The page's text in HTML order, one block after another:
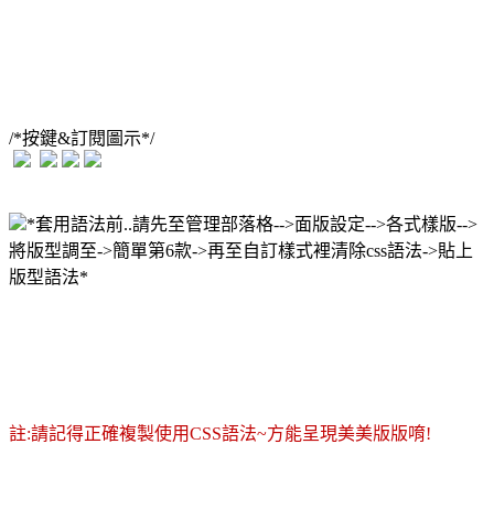
/*按鍵&訂閱圖示*/
*套用語法前..請先至管理部落格-->面版設定-->各式樣版-->
將版型調至->簡單第6款->再至自訂樣式裡清除css語法->貼上
版型語法*
註:請記得正確複製使用CSS語法~方能呈現美美版版唷!